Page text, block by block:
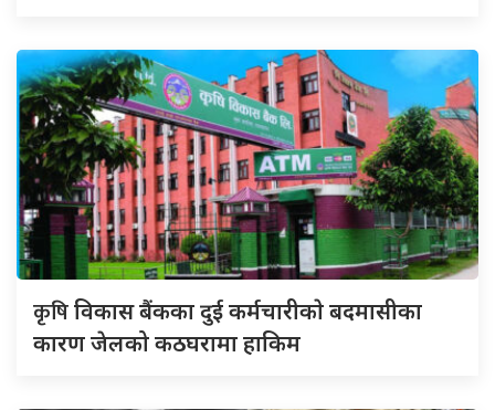
कृषिविकास बैंकका दुई कर्मचारीकाे बदमासीका
कारण जेलको कठघरामा हाकिम